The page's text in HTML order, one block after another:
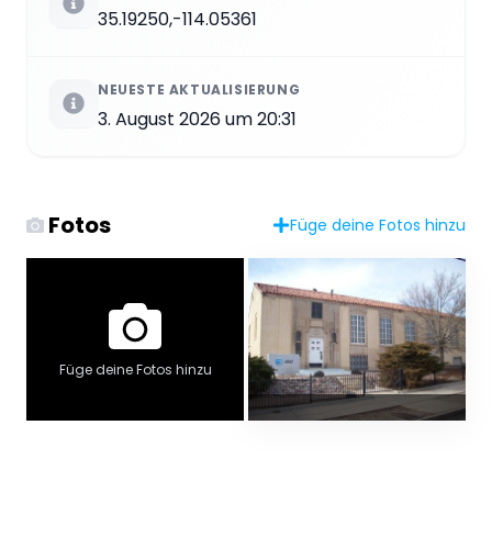
35.19250,-114.05361
NEUESTE AKTUALISIERUNG
3. August 2026 um 20:31
Fotos Füge deine Fotos hinzu
Füge deine Fotos hinzu